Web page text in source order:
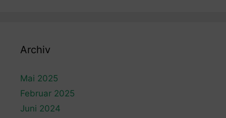
Archiv
Mai 2025
Februar 2025
Juni 2024